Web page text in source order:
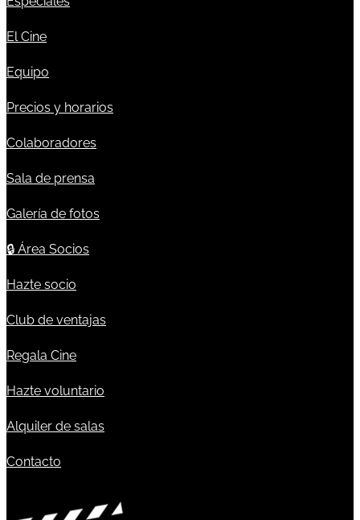
El Cine
Equipo
Precios y horarios
Colaboradores
Sala de prensa
Galería de fotos
🔒 Área Socios
Hazte socio
Club de ventajas
Regala Cine
Hazte voluntario
Alquiler de salas
Contacto